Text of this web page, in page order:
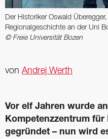
Der ­Historiker Oswald
Regional­geschichte an der Uni
© Freie Universität Bozen
von Andrej Werth
Vor elf Jahren wurde
Kompetenzzentrum
gegründet – nun wird